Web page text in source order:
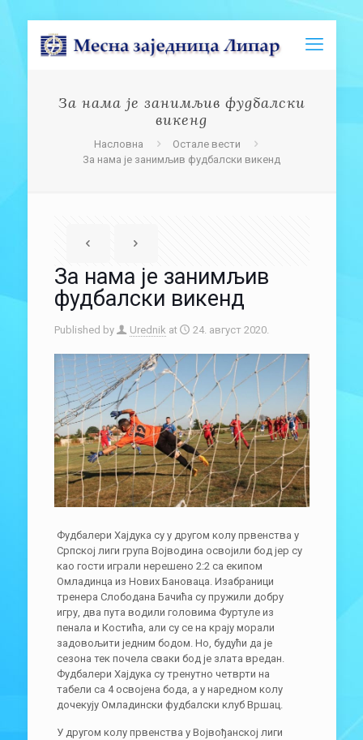
За нама је занимљив фудбалски
викенд
Насловна
Остале вести
За нама је занимљив фудбалски викенд
За нама је занимљив
фудбалски викенд
Published by Urednik at 24. август 2020.
Фудбалери Хајдука су у другом колу првенства у
Српској лиги група Војводина освојили бод јер су
као гости играли нерешено 2:2 са екипом
Омладинца из Нових Бановаца. Изабраници
тренера Слободана Бачића су пружили добру
игру, два пута водили головима Фуртуле из
пенала и Костића, али су се на крају морали
задовољити једним бодом. Но, будући да је
сезона тек почела сваки бод је злата вредан.
Фудбалери Хајдука су тренутно четврти на
табели са 4 освојена бода, а у наредном колу
дочекују Омладински фудбалски клуб Вршац.
У другом колу првенства у Војвођанској лиги